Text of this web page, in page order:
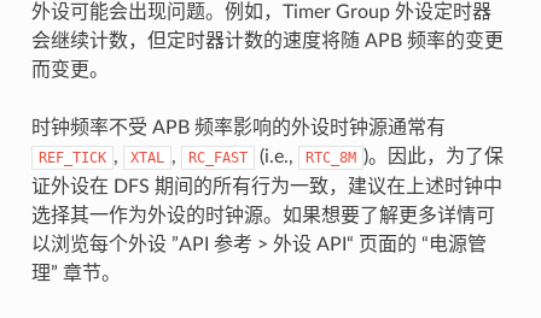
外设可能会出现问题。例如，Timer Group 外设定时器
会继续计数，但定时器计数的速度将随 APB 频率的变更
而变更。
时钟频率不受 APB 频率影响的外设时钟源通常有
REF_TICK , XTAL , RC_FAST (i.e., RTC_8M )。因此，为了保
证外设在 DFS 期间的所有行为一致，建议在上述时钟中
选择其一作为外设的时钟源。如果想要了解更多详情可
以浏览每个外设 ”API 参考 > 外设 API“ 页面的 “电源管
理” 章节。